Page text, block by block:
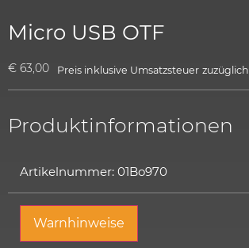
Micro USB OTF
€ 63,00 Preis inklusive Umsatzsteuer zuzüglich
Produktinformationen
Artikelnummer: 01Bo970
Warnhinweise